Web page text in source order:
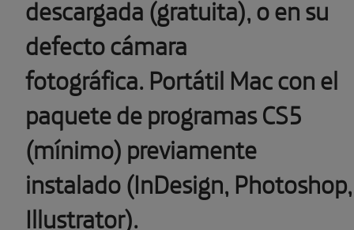
descargada (gratuita), o en su
defecto cámara
fotográfica. Portátil Mac con el
paquete de programas CS5
(mínimo) previamente
instalado (InDesign, Photoshop,
Illustrator).